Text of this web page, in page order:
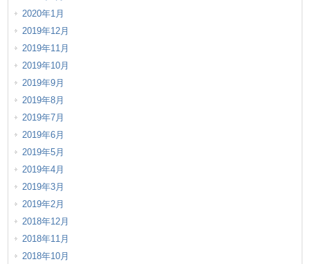
2020年1月
2019年12月
2019年11月
2019年10月
2019年9月
2019年8月
2019年7月
2019年6月
2019年5月
2019年4月
2019年3月
2019年2月
2018年12月
2018年11月
2018年10月